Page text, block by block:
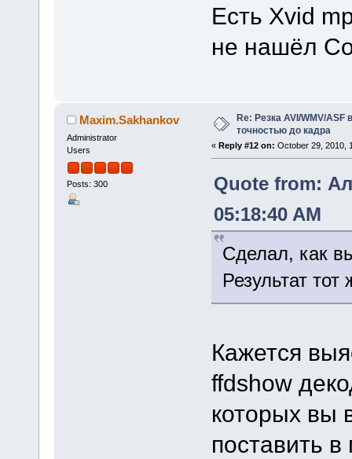
Есть Xvid
не нашёл
Maxim.Sakhankov
Administrator
Users
Posts: 300
Re: Резка AVI/WMV/
точностью до кадра
« Reply #12 on: October 29, 2010,
Quote from:
05:18:40 AM
Сделал, как
Результат
Кажется
ffdshow
которых вы
поставить